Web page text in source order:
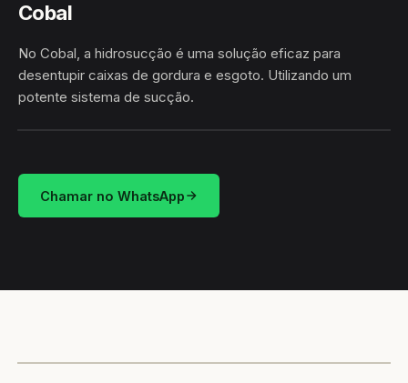
Cobal
No Cobal, a hidrosucção é uma solução eficaz para
desentupir caixas de gordura e esgoto. Utilizando um
potente sistema de sucção.
HIDROSUCÇÃO
Chamar no WhatsApp